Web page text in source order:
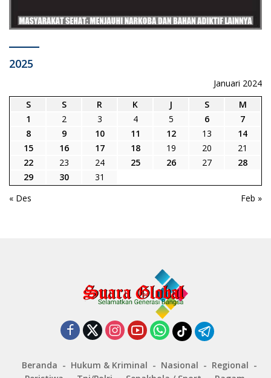
2025
Januari 2024
S
S R K J S
M
1
2 3 4 5 6
7
8
9 10 11 12 13
14
15
16 17 18 19 20
21
22
23 24 25 26 27
28
29
30
31
« Des
Feb »
Beranda Hukum & Kriminal Nasional
Regional